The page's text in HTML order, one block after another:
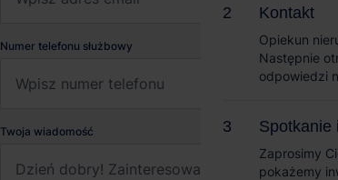
Kontakt
Opiekun
Następnie
odpowiedzi
Spotkanie
Zaprosimy
pokażemy
Numer telefonu służbowy
Twoja wiadomość
Kontakt
Opiekun
Następnie
odpowiedzi
Spotkanie
Zaprosimy
pokażemy